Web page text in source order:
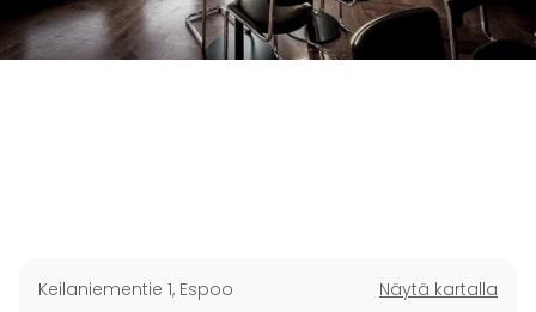
Keilaniementie 1, Espoo Näytä kartalla